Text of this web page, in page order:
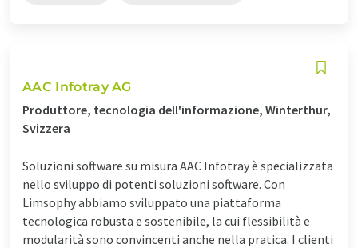
AAC Infotray AG
Produttore, tecnologia dell'informazione, Winterthur,
Svizzera
Soluzioni software su misura AAC Infotray è specializzata
nello sviluppo di potenti soluzioni software. Con
Limsophy abbiamo sviluppato una piattaforma
tecnologica robusta e sostenibile, la cui flessibilità e
modularità sono convincenti anche nella pratica. I clienti